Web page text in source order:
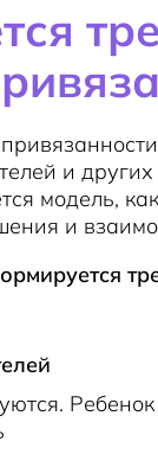
и
модель,
и
Ребенок